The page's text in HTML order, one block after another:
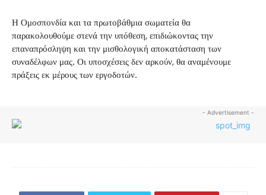
Η Ομοσπονδία και τα πρωτοβάθμια σωματεία θα
παρακολουθούμε στενά την υπόθεση, επιδιώκοντας την
επαναπρόσληψη και την μισθολογική αποκατάσταση των
συναδέλφων μας. Οι υποσχέσεις δεν αρκούν, θα αναμένουμε
πράξεις εκ μέρους των εργοδοτών.
- Advertisement -